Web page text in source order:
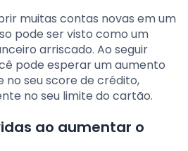
muitas contas novas em um
pode ser visto como um
arriscado. Ao seguir
pode esperar um aumento
no seu score de crédito,
no seu limite do cartão.
ao aumentar o